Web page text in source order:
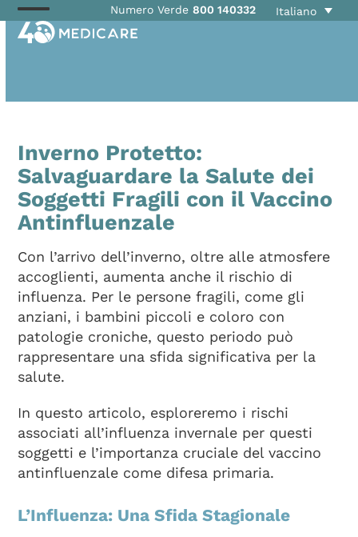
Skip
Numero Verde 800 140332 Italiano
Open
mobile
Close
mobile
Inverno Protetto:
Salvaguardare la Salute dei
Soggetti Fragili con il Vaccino
Antinfluenzale
Con l’arrivo dell’inverno, oltre alle atmosfere
accoglienti, aumenta anche il rischio di
influenza. Per le persone fragili, come gli
anziani, i bambini piccoli e coloro con
patologie croniche, questo periodo può
rappresentare una sfida significativa per la
salute.
In questo articolo, esploreremo i rischi
associati all’influenza invernale per questi
soggetti e l’importanza cruciale del vaccino
antinfluenzale come difesa primaria.
L’Influenza: Una Sfida Stagionale